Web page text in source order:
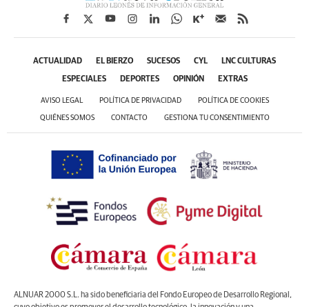
ACTUALIDAD EL BIERZO SUCESOS CYL LNC CULTURAS
ESPECIALES DEPORTES OPINIÓN EXTRAS
AVISO LEGAL POLÍTICA DE PRIVACIDAD POLÍTICA DE COOKIES
QUIÉNES SOMOS CONTACTO GESTIONA TU CONSENTIMIENTO
ALNUAR 2000 S.L. ha sido beneficiaria del Fondo Europeo de Desarrollo Regional,